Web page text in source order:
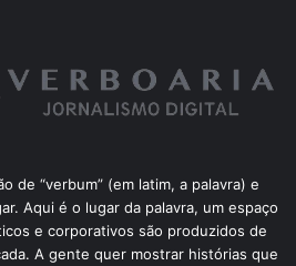
de “verbum” (em latim, a palavra) e
Aqui é o lugar da palavra, um espaço
e corporativos são produzidos de
A gente quer mostrar histórias que